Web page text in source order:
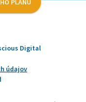
Digital
údajov